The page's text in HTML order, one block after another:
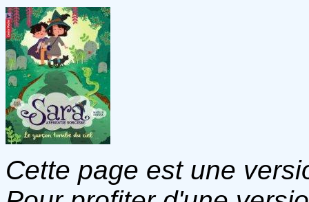
Cette page est une